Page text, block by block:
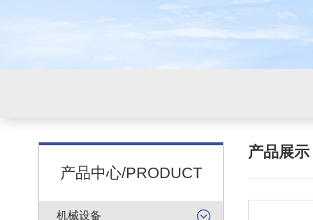
产品中心/PRODUCT
机械设备
产品展示